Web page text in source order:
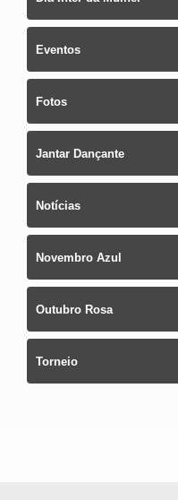
Eventos
Fotos
Jantar Dançante
Notícias
Novembro Azul
Outubro Rosa
Torneio